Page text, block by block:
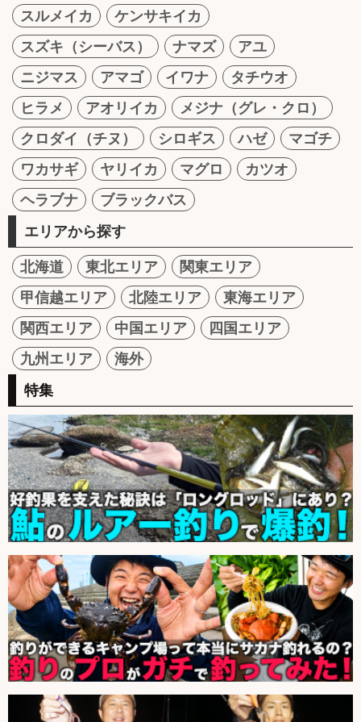
スルメイカ
ケンサキイカ
スズキ（シーバス）
ナマズ
アユ
ニジマス
アマゴ イワナ
タチウオ
ヒラメ
アオリイカ
メジナ（グレ・クロ）
クロダイ（チヌ）
シロギス ハゼ
マゴチ
ワカサギ
ヤリイカ マグロ
カツオ
ヘラブナ
ブラックバス
エリアから探す
北海道 東北エリア
関東エリア
甲信越エリア
北陸エリア
東海エリア
関西エリア
中国エリア
四国エリア
九州エリア
海外
特集